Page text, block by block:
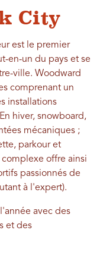
City
est le premier
en-un du pays et se
ville. Woodward
comprenant un
installations
hiver, snowboard,
mécaniques ;
parkour et
offre ainsi
passionnés de
à l'expert).
avec des
et des